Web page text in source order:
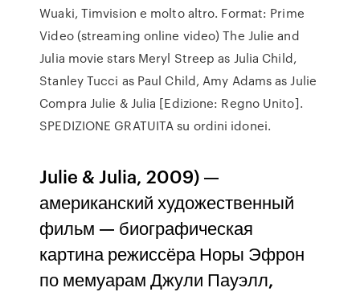
Wuaki, Timvision e molto altro. Format: Prime
Video (streaming online video) The Julie and
Julia movie stars Meryl Streep as Julia Child,
Stanley Tucci as Paul Child, Amy Adams as Julie
Compra Julie & Julia [Edizione: Regno Unito].
SPEDIZIONE GRATUITA su ordini idonei.
Julie & Julia, 2009) —
американский художественный
фильм — биографическая
картина режиссёра Норы Эфрон
по мемуарам Джули Пауэлл,